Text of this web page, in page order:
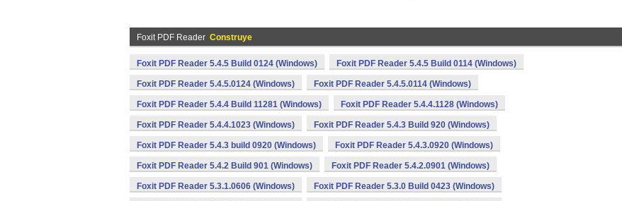
Foxit PDF Reader Construye
Foxit PDF Reader 5.4.5 Build 0124 (Windows) Foxit PDF Reader 5.4.5 Build 0114 (Windows)
Foxit PDF Reader 5.4.5.0124 (Windows) Foxit PDF Reader 5.4.5.0114 (Windows)
Foxit PDF Reader 5.4.4 Build 11281 (Windows) Foxit PDF Reader 5.4.4.1128 (Windows)
Foxit PDF Reader 5.4.4.1023 (Windows) Foxit PDF Reader 5.4.3 Build 920 (Windows)
Foxit PDF Reader 5.4.3 build 0920 (Windows) Foxit PDF Reader 5.4.3.0920 (Windows)
Foxit PDF Reader 5.4.2 Build 901 (Windows) Foxit PDF Reader 5.4.2.0901 (Windows)
Foxit PDF Reader 5.3.1.0606 (Windows) Foxit PDF Reader 5.3.0 Build 0423 (Windows)